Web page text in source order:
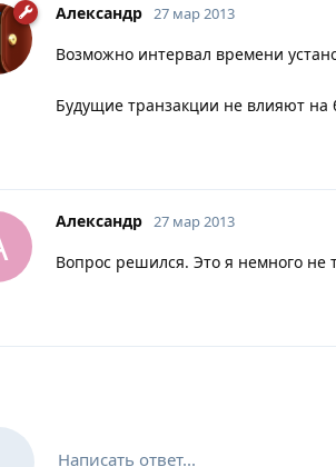
Александр 27 мар 2013
Возможно интервал времени
Будущие транзакции не влияют на
Александр 27 мар 2013
Вопрос решился. Это я немного не
Написать ответ...